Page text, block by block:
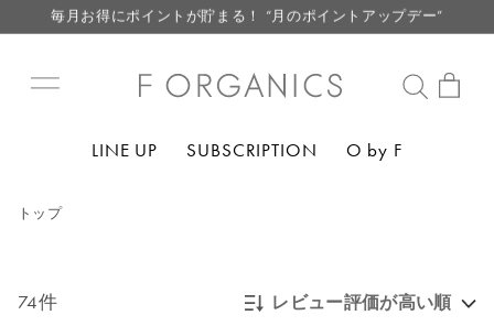
LINE お友達登録で500円クーポン プレゼント
【重要】お盆期間中のお問い合わせと商品配送に関しまして
LINE お友達登録で500円クーポン プレゼント
LINE UP SUBSCRIPTION O by F
トップ
74件 レビュー評価が高い順